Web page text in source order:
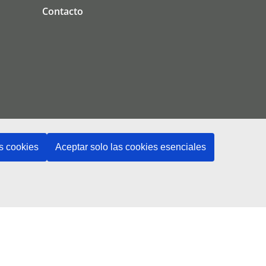
cookies Aceptar solo las cookies esenciales
Contacto